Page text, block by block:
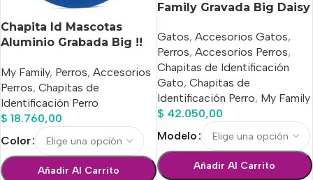
Chapita Id Mascotas
Aluminio Grabada Big !!
My Family, Perros, Accesorios
Perros, Chapitas de
Identificación Perro
$ 18.760,00
Color
Añadir Al Carrito
Family Gravada Big Daisy
Gatos, Accesorios Gatos,
Perros, Accesorios Perros,
Chapitas de Identificación
Gato, Chapitas de
Identificación Perro, My Family
$ 42.050,00
Modelo
Añadir Al Carrito